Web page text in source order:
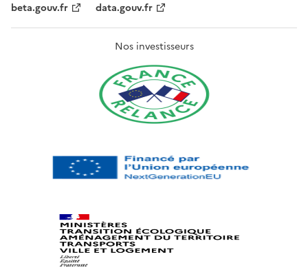
beta.gouv.fr
data.gouv.fr
Nos investisseurs